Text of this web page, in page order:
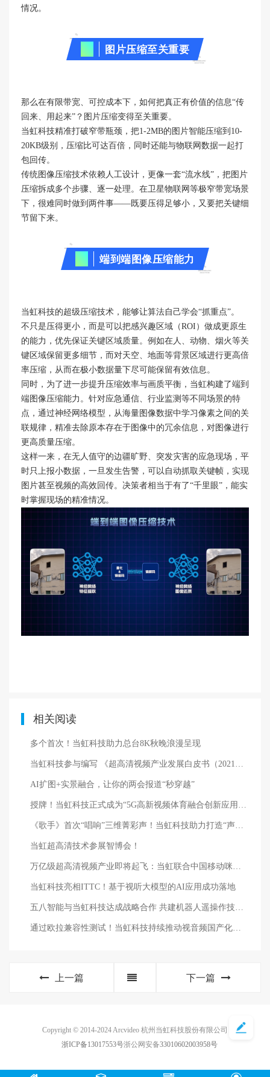
情况。
02 图片压缩至关重要
那么在有限带宽、可控成本下，如何把真正有价值的信息“传
回来、用起来”？图片压缩变得至关重要。
当虹科技精准打破窄带瓶颈，把1-2MB的图片智能压缩到10-
20KB级别，压缩比可达百倍，同时还能与物联网数据一起打
包回传。
传统图像压缩技术依赖人工设计，更像一套“流水线”，把图片
压缩拆成多个步骤、逐一处理。在卫星物联网等极窄带宽场景
下，很难同时做到两件事——既要压得足够小，又要把关键细
节留下来。
03 端到端图像压缩能力
当虹科技的超级压缩技术，能够让算法自己学会“抓重点”。
不只是压得更小，而是可以把感兴趣区域（ROI）做成更原生
的能力，优先保证关键区域质量。例如在人、动物、烟火等关
键区域保留更多细节，而对天空、地面等背景区域进行更高倍
率压缩，从而在极小数据量下尽可能保留有效信息。
同时，为了进一步提升压缩效率与画质平衡，当虹构建了端到
端图像压缩能力。针对应急通信、行业监测等不同场景的特
点，通过神经网络模型，从海量图像数据中学习像素之间的关
联规律，精准去除原本存在于图像中的冗余信息，对图像进行
更高质量压缩。
这样一来，在无人值守的边疆旷野、突发灾害的应急现场，平
时只上报小数据，一旦发生告警，可以自动抓取关键帧，实现
图片甚至视频的高效回传。决策者相当于有了“千里眼”，能实
时掌握现场的精准情况。
相关阅读
多个首次！当虹科技助力总台8K秋晚浪漫呈现
AI扩图+实景融合，让你的两会报道“秒穿越”
当虹超高清技术参展智博会！
当虹科技亮相ITTC！基于视听大模型的AI应用成功落地
上一篇 下一篇
Copyright © 2014-2024 Arcvideo 杭州当虹科技股份有限公司
浙ICP备13017553号浙公网安备33010602003958号